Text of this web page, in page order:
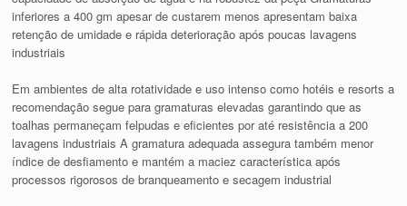
inferiores a 400 gm apesar de custarem menos apresentam baixa
retenção de umidade e rápida deterioração após poucas lavagens
industriais
Em ambientes de alta rotatividade e uso intenso como hotéis e resorts a
recomendação segue para gramaturas elevadas garantindo que as
toalhas permaneçam felpudas e eficientes por até resistência a 200
lavagens industriais A gramatura adequada assegura também menor
índice de desfiamento e mantém a maciez característica após
processos rigorosos de branqueamento e secagem industrial